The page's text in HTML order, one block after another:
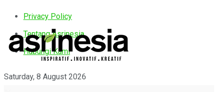
Privacy Policy
Tentang Asrinesia
Hubungi Kami
Saturday, 8 August 2026